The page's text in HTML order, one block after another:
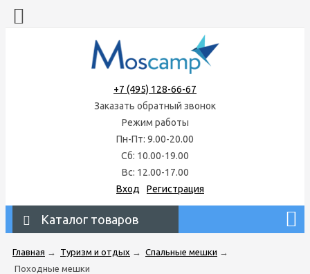
+7 (495) 128-66-67
Заказать обратный звонок
Режим работы
Пн-Пт: 9.00-20.00
Сб: 10.00-19.00
Вс: 12.00-17.00
Вход
Регистрация
Каталог товаров
Главная → Туризм и отдых → Спальные мешки →
Походные мешки